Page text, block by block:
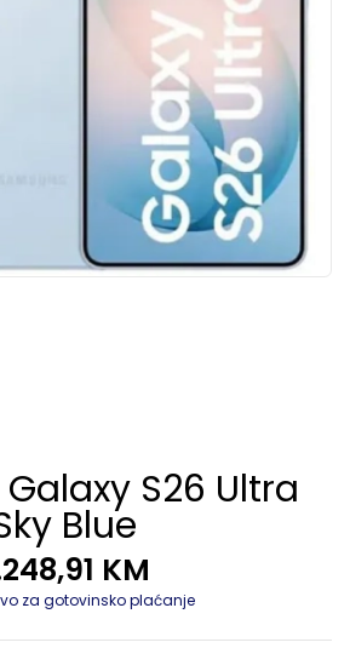
S26 Ultra
Blue
KM
za gotovinsko plaćanje